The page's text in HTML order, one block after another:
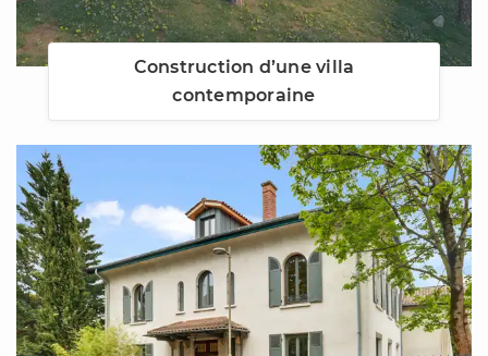
Construction d’une villa
contemporaine